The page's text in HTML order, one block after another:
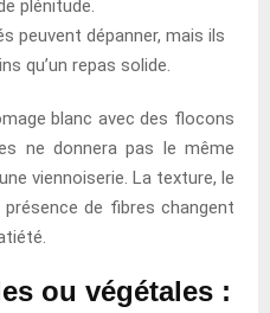
plénitude.
peuvent dépanner, mais ils
qu’un repas solide.
blanc avec des flocons
ne donnera pas le même
viennoiserie. La texture, le
de fibres changent
ou végétales :